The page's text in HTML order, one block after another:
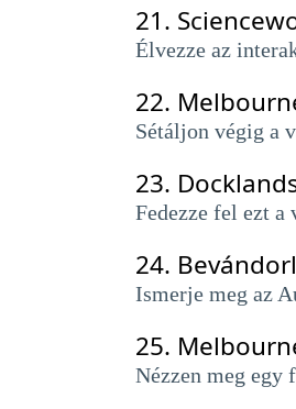
21.
Élvezze az
22.
Sétáljon végig a
23.
Fedezze fel ezt
24.
Ismerje meg az
25.
Nézzen meg egy